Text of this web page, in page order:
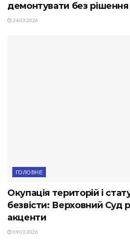
демонтувати без
24.03.2026
ГОЛОВНЕ
Окупація територій і
безвісти: Верховний Суд
акценти
09.03.2026